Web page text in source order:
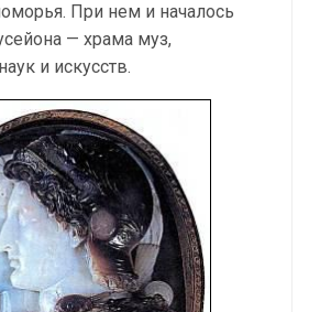
При нем и началось
— храма муз,
и искусств.